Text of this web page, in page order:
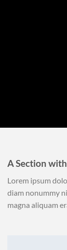
A Section
Lorem ipsum
diam nonummy
magna aliquam